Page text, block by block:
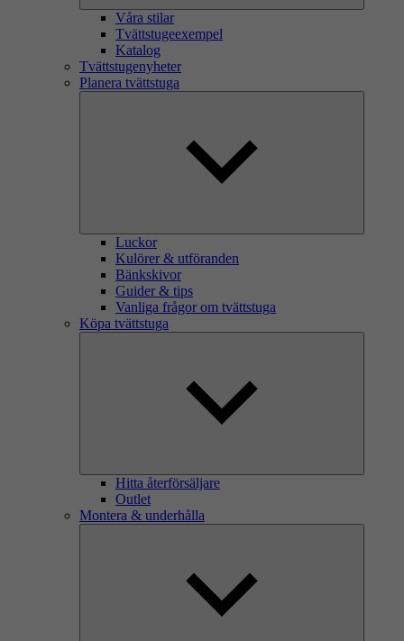
Våra stilar
Tvättstugeexempel
Katalog
Tvättstugenyheter
Planera tvättstuga
Luckor
Kulörer & utföranden
Bänkskivor
Guider & tips
Vanliga frågor om tvättstuga
Köpa tvättstuga
Hitta återförsäljare
Outlet
Montera & underhålla